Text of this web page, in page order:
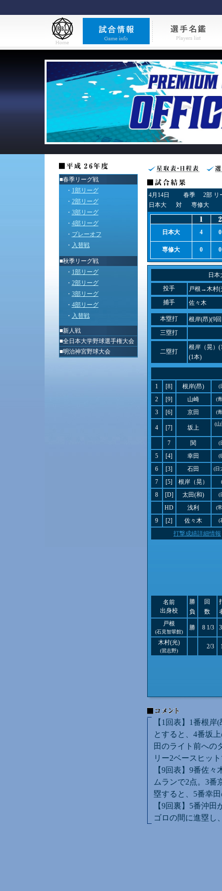
■春季リーグ戦
・ 1部リーグ
・ 2部リーグ
・ 3部リーグ
・ 4部リーグ
・ プレーオフ
・ 入替戦
■秋季リーグ戦
・ 1部リーグ
・ 2部リーグ
・ 3部リーグ
・ 4部リーグ
・ 入替戦
■新人戦
■全日本大学野球選手権大会
■明治神宮野球大会
4月14日 春季
2部 リ
日本大
対 専修大
日本大 4 0
専修大 0 0
日本
投手
戸根→木村(
捕手
佐々木
本塁打
根岸(昂)(9
三塁打
二塁打
根岸（晃）
(1本)
1 [8] 根岸(昂) (
2 [9] 山崎 (
3 [6] 京田 (
4 [7] 坂上
(山
7 関 (
5 [4] 幸田 (
6 [3] 石田 (日
7 [5] 根岸（晃）
8 [D] 太田(和) (
HD 浅利 (
9 [2] 佐々木 (
打撃成績詳細情報
名前
出身校
勝
負
回
数
戸根
(石見智翠館)
勝 8 1/3
木村(光)
(習志野)
2/3
【1回表】1番根
とすると、4番坂
田のライト前への
リー2ベースヒッ
【9回表】9番佐
ムランで2点。3番
塁すると、5番幸
【9回裏】5番沖
ゴロの間に進塁し